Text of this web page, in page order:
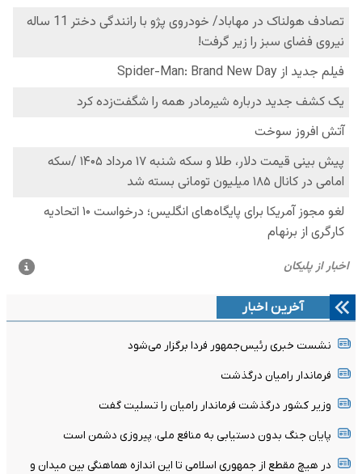
آخرین اخبار
نشست خبری رئیس‌جمهور فردا برگزار می‌شود
فرماندار رامیان درگذشت
وزیر کشور درگذشت فرماندار رامیان را تسلیت گفت
پایان جنگ بدون دستیابی به منافع ملی، پیروزی دشمن است
در هیچ مقطع از جمهوری اسلامی تا این اندازه هماهنگی بین میدان و